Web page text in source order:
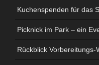
Kuchenspenden für das
Picknick im Park – ein
Rückblick